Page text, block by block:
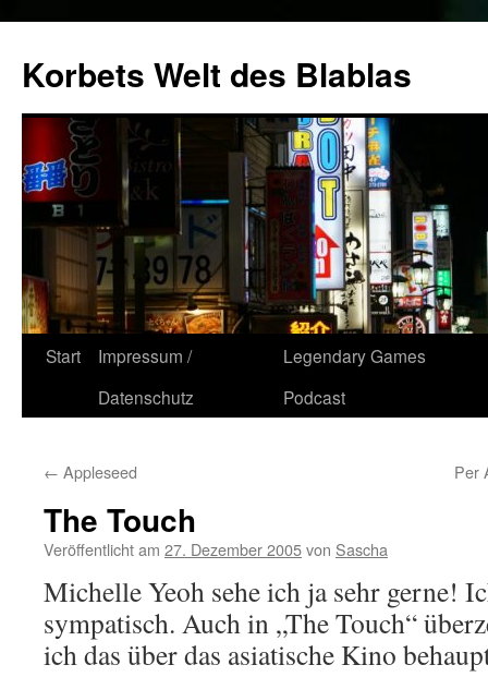
springen
Korbets Welt des Blablas
Start
Impressum /
Datenschutz
Legendary Games
Podcast
← Appleseed Per
The Touch
Veröffentlicht am 27. Dezember 2005von Sascha
Michelle Yeoh sehe ich ja sehr gerne!
sympatisch. Auch in „The Touch“
ich das über das asiatische Kino